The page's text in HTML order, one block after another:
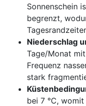
Sonnenschein
begrenzt,
Niederschlag
Tage/Monat
Frequenz
stark
bei 7 °C,